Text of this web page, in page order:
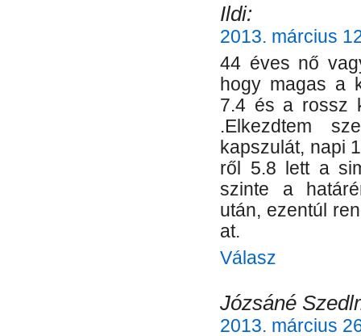
Ildi:
2013. március
44 éves nő
hogy magas a
7.4 és a rossz
.Elkezdtem
kapszulát, napi
ről 5.8 lett a
szinte a
után, ezentúl
at.
Válasz
Józsáné
2013. március